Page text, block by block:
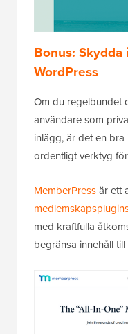
Bonus:
WordPress
Om du regelbundet
användare som
inlägg, är det en
ordentligt verktyg
MemberPressär ett
med kraftfulla
begränsa innehåll